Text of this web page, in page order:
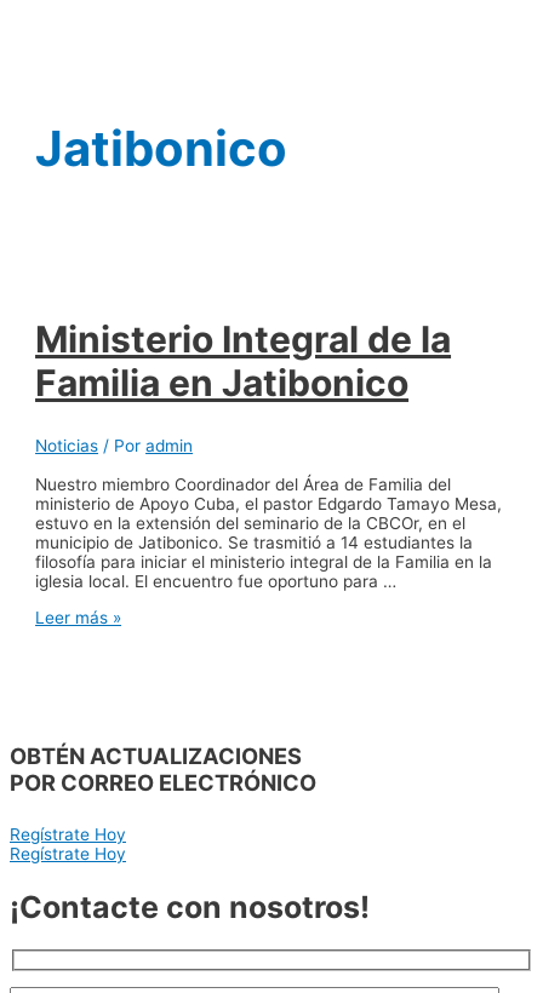
Jatibonico
Ministerio Integral de la
Familia en Jatibonico
Noticias / Poradmin
Nuestro miembro Coordinador del Área de Familia del
ministerio de Apoyo Cuba, el pastor Edgardo Tamayo Mesa,
estuvo en la extensión del seminario de la CBCOr, en el
municipio de Jatibonico. Se trasmitió a 14 estudiantes la
filosofía para iniciar el ministerio integral de la Familia en la
iglesia local. El encuentro fue oportuno para …
Ministerio
Leer más »
OBTÉN ACTUALIZACIONES
POR CORREO ELECTRÓNICO
Regístrate Hoy
Regístrate Hoy
¡Contacte con nosotros!